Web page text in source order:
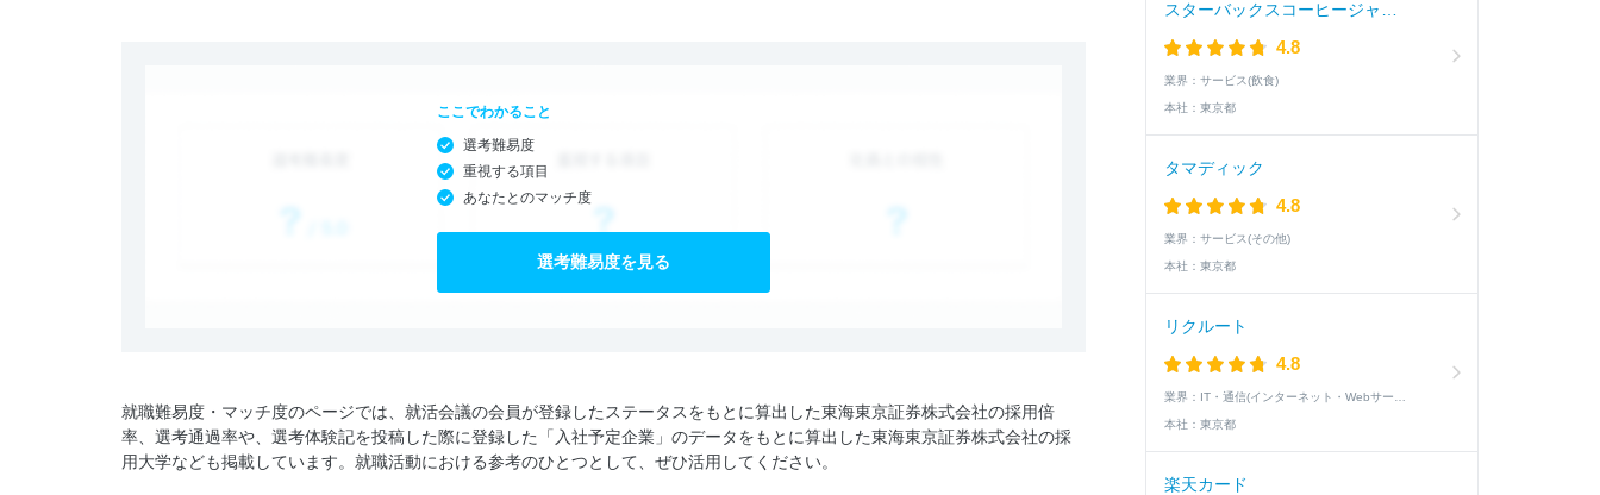
ここでわかること
選考難易度
重視する項目
あなたとのマッチ度
選考難易度を見る
就職難易度・マッチ度のページでは、就活会議の会員が登録したステータスをもとに算出した東海東京証券株式会社の採用倍
率、選考通過率や、選考体験記を投稿した際に登録した「入社予定企業」のデータをもとに算出した東海東京証券株式会社の採
用大学なども掲載しています。就職活動における参考のひとつとして、ぜひ活用してください。
4.8
業界： サービス(飲食)
本社： 東京都
タマディック
4.8
業界： サービス(その他)
本社： 東京都
リクルート
4.8
業界：
本社： 東京都
楽天カード